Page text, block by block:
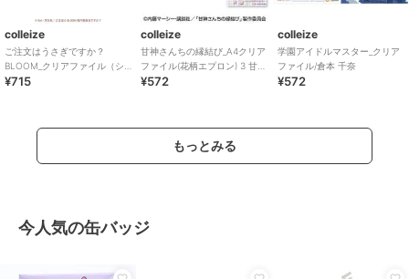
colleize
ご注文はうさぎですか？
BLOOM_クリアファイル（シ
ャロ）
¥715
colleize
甘神さんちの縁結び_A4クリア
ファイル(花柄エプロン) 3 甘神
朝姫
¥572
colleize
学園アイドルマスター_クリア
ファイル/倉本 千奈
¥572
もっとみる
今人気の缶バッジ